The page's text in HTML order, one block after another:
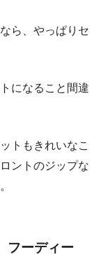
ら、やっぱりセ
になること間違
トもきれいなこ
ントのジップな
ーディー